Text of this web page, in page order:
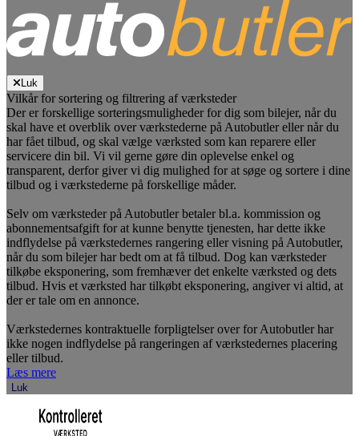
Luk
Vilkår for sortering og filtrering af værksteder
Der er forskellige sorteringsmuligheder for dig som bilejer, når du
skal have et overblik over værkstederne på Autobutler eller når du
har fået tilbud, og skal vælge værksted som kan reparere eller
servicere din bil. Vi vil gerne gøre din oplevelse enkel og
transparent, derfor giver vi dig mulighed for at søge og sortere i dine
tilbud og i værkstederne på forskellige måder.
Selv om værksteder på Autobutler betaler bl.a. kommission og
abonnementsafgift for at kunne benytte tjenesten, har dette ikke
indflydelse på værkstedernes rangering eller visning på Autobutler,
når du som bilejer har bedt om at få tilbud. Dog kan værksteder
tilkøbe eksponering, som fremhæver det enkelte værksted og dets
tilbud. Hvis et værksted har tilkøbt eksponering, angiver vi altid, at
der er tale om en annonce.
Værkstedernes kontraktuelle forpligtelser over for Autobutler har
ikke nogen indflydelse på rangeringen af værkstedernes placering
eller tilbud.
Læs mere
Luk